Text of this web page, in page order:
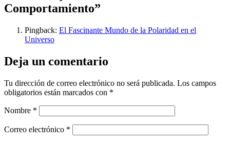
Comportamiento”
Pingback: El Fascinante Mundo de la Polaridad en el
Universo
Deja un comentario
Tu dirección de correo electrónico no será publicada. Los campos
obligatorios están marcados con *
Nombre *
Correo electrónico *